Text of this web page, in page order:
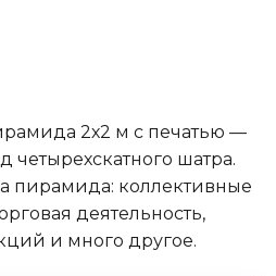
2х2 м с печатью —
шатра.
пирамида: коллективные
деятельность,
и много другое.